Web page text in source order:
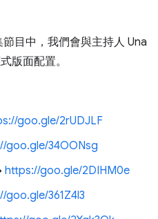
目中，我們會與主持人 Una
版面配置。
goo.gle/2rUDJLF
goo.gle/34OONsg
https://goo.gle/2DIHM0e
goo.gle/361Z4l3